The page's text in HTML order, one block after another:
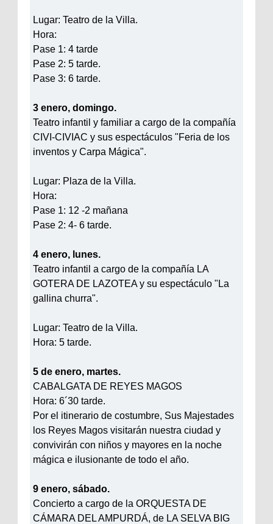
Lugar: Teatro de la Villa.
Hora:
Pase 1: 4 tarde
Pase 2: 5 tarde.
Pase 3: 6 tarde.
3 enero, domingo.
Teatro infantil y familiar a cargo de la compañía
CIVI-CIVIAC y sus espectáculos "Feria de los
inventos y Carpa Mágica".
Lugar: Plaza de la Villa.
Hora:
Pase 1: 12 -2 mañana
Pase 2: 4- 6 tarde.
4 enero, lunes.
Teatro infantil a cargo de la compañía LA
GOTERA DE LAZOTEA y su espectáculo "La
gallina churra".
Lugar: Teatro de la Villa.
Hora: 5 tarde.
5 de enero, martes.
CABALGATA DE REYES MAGOS
Hora: 6´30 tarde.
Por el itinerario de costumbre, Sus Majestades
los Reyes Magos visitarán nuestra ciudad y
convivirán con niños y mayores en la noche
mágica e ilusionante de todo el año.
9 enero, sábado.
Concierto a cargo de la ORQUESTA DE
CÁMARA DEL AMPURDÁ, de LA SELVA BIG